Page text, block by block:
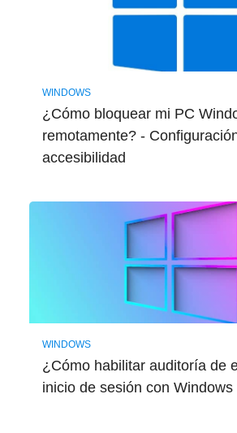
WINDOWS
¿Cómo bloquear mi PC
remotamente? -
accesibilidad
WINDOWS
¿Cómo habilitar auditoría de
inicio de sesión con Windows